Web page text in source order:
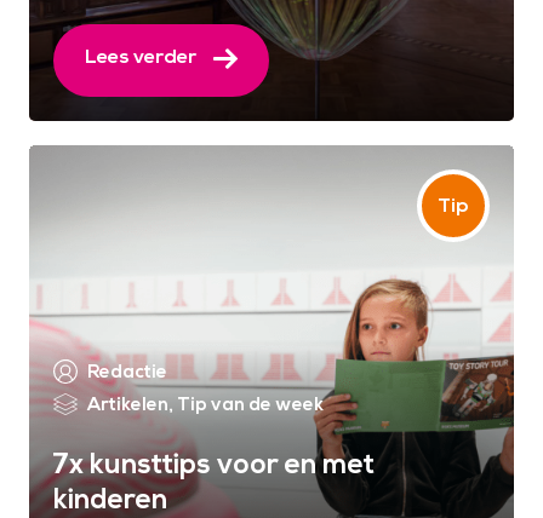
Lees verder
Redactie
Artikelen, Tip van de week
7x kunsttips voor en met
kinderen